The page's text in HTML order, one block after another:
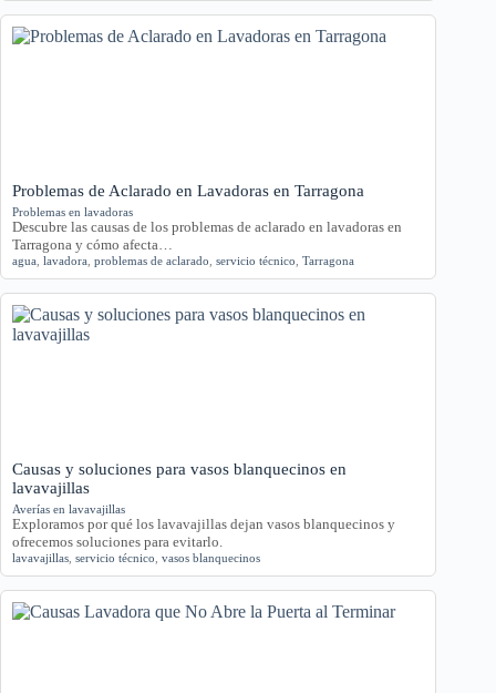
Problemas de Aclarado en Lavadoras en Tarragona
Problemas en lavadoras
Descubre las causas de los problemas de aclarado en lavadoras en
Tarragona y cómo afecta…
agua lavadora problemas de aclarado servicio técnico Tarragona
Causas y soluciones para vasos blanquecinos en
lavavajillas
Averías en lavavajillas
Exploramos por qué los lavavajillas dejan vasos blanquecinos y
ofrecemos soluciones para evitarlo.
lavavajillas servicio técnico vasos blanquecinos